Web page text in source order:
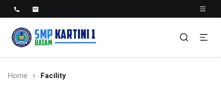
Home Facility